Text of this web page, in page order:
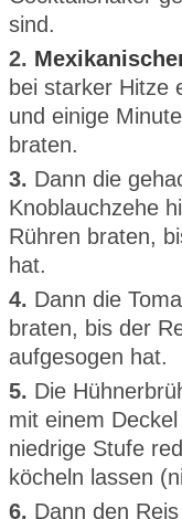
sind.
2.
bei starker Hitze
und einige
braten.
3. Dann die
Knoblauchzehe
Rühren braten,
hat.
4. Dann die
braten, bis der
aufgesogen hat.
5. Die
mit einem
niedrige Stufe
köcheln lassen
6. Dann den